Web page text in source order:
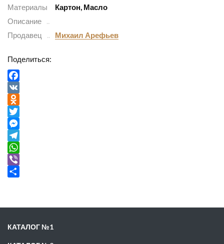
Материалы
Картон, Масло
Описание
Продавец
Михаил Арефьев
Поделиться:
Facebook
VK
Odnoklassniki
Twitter
Messenger
Telegram
WhatsApp
Viber
КАТАЛОГ №1